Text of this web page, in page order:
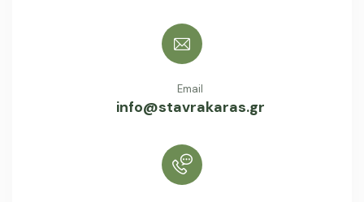
Email
info@stavrakaras.gr